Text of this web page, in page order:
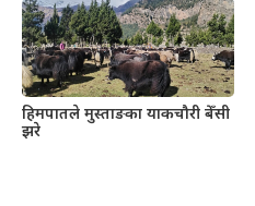
हिमपातले मुस्ताङका याकचौरी बेँसी
झरे